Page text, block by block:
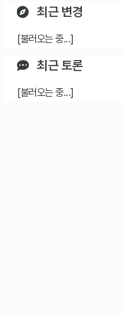
최근 변경
[불러오는 중...]
최근 토론
[불러오는 중...]